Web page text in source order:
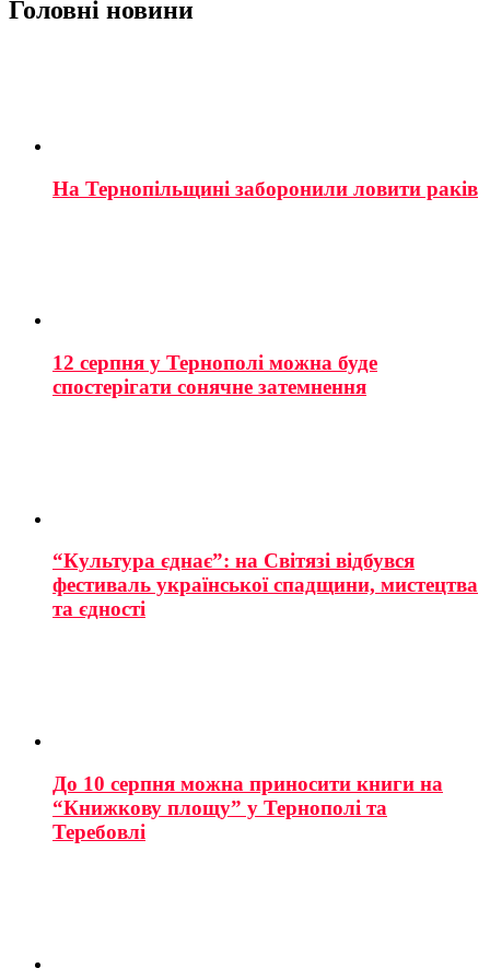
Головні новини
На Тернопільщині заборонили ловити раків
12 серпня у Тернополі можна буде
спостерігати сонячне затемнення
“Культура єднає”: на Світязі відбувся
фестиваль української спадщини, мистецтва
та єдності
До 10 серпня можна приносити книги на
“Книжкову площу” у Тернополі та
Теребовлі